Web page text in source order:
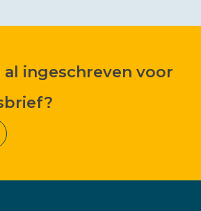
ingeschreven voor